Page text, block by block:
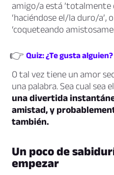
amigo/a está ’totalmente
‘haciéndose el/la duro/a’,
‘coqueteando
👉 Quiz: ¿Te gusta alguien?
O tal vez tiene un amor
una palabra. Sea cual sea
una divertida
amistad, y
también.
Un poco de
empezar